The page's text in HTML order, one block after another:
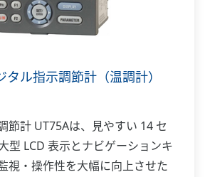
タル指示調節計（温調計）
節計 UT75Aは、見やすい 14 セ
型 LCD 表示とナビゲーションキ
視・操作性を大幅に向上させた